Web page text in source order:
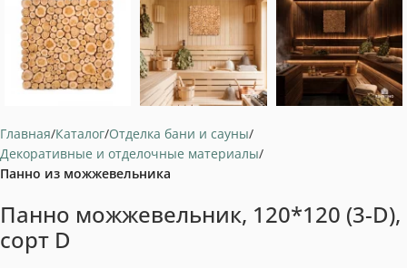
Главная Каталог Отделка бани и сауны
Декоративные и отделочные материалы
Панно из можжевельника
Панно можжевельник, 120*120 (3-D),
сорт D